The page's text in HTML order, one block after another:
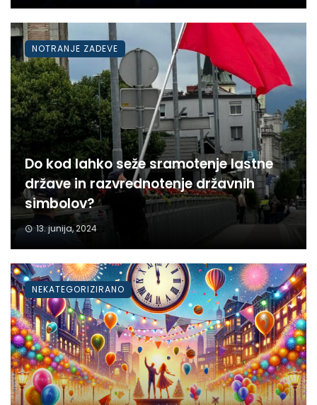
Do kod lahko seže sramotenje lastne
države in razvrednotenje državnih
simbolov?
13. junija, 2024
NOTRANJE ZADEVE
NEKATEGORIZIRANO